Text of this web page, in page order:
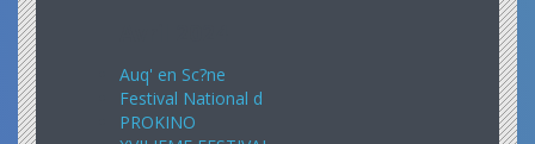
Auq' en Sc?ne
Festival National d
PROKINO